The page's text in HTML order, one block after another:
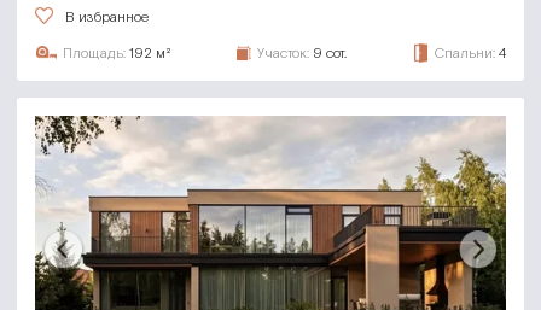
В избранное
Площадь: 192 м² Участок: 9 сот. Спальни: 4